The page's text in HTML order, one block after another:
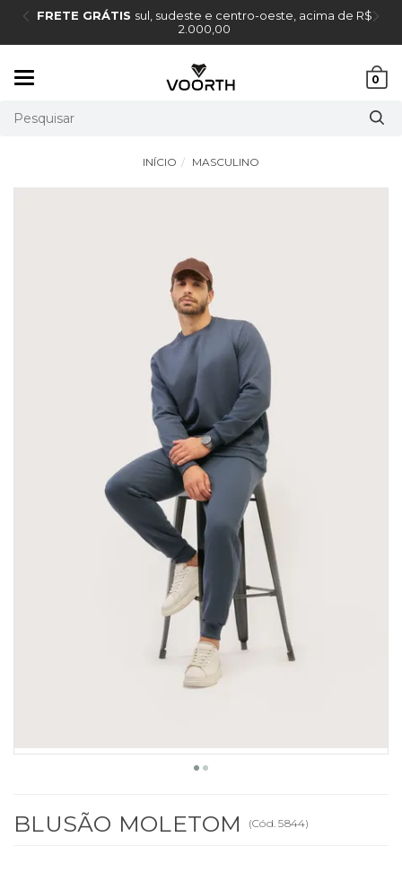
FRETE GRÁTIS sul, sudeste e centro-oeste, acima de R$
2.000,00
0
INÍCIO MASCULINO
BLUSÃO MOLETOM (Cód.5844)